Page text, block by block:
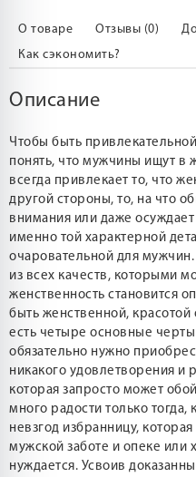
О товаре Отзывы (0)
Как сэкономить?
Описание
Чтобы быть
понять, что мужчины ищут
всегда привлекает то, что
другой стороны, то, на что
внимания или даже
именно той характерной
очаровательной для
из всех качеств, которыми
женственность становится
быть женственной, красотой
есть четыре основные
обязательно нужно
никакого удовлетворения и
которая запросто может
много радости только тогда,
невзгод избранницу,
мужской заботе и опеке или
нуждается. Усвоив